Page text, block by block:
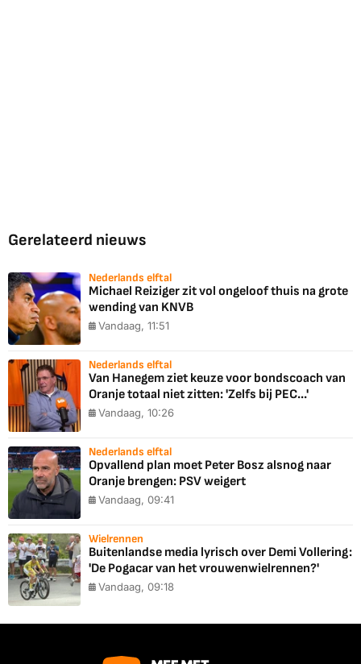
Gerelateerd nieuws
Nederlands elftal
Michael Reiziger zit vol ongeloof thuis na grote
wending van KNVB
Vandaag, 11:51
Nederlands elftal
Van Hanegem ziet keuze voor bondscoach van
Oranje totaal niet zitten: 'Zelfs bij PEC...'
Vandaag, 10:26
Nederlands elftal
Opvallend plan moet Peter Bosz alsnog naar
Oranje brengen: PSV weigert
Vandaag, 09:41
Wielrennen
Buitenlandse media lyrisch over Demi Vollering:
'De Pogacar van het vrouwenwielrennen?'
Vandaag, 09:18